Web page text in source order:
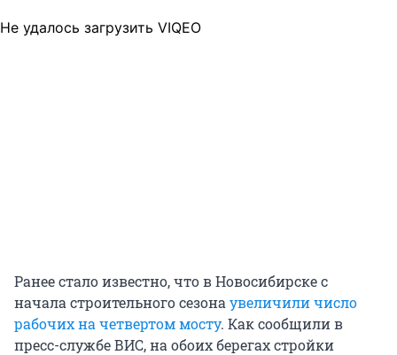
Не удалось загрузить VIQEO
Ранее стало известно, что в Новосибирске с
начала строительного сезона увеличили число
рабочих на четвертом мосту. Как сообщили в
пресс-службе ВИС, на обоих берегах стройки